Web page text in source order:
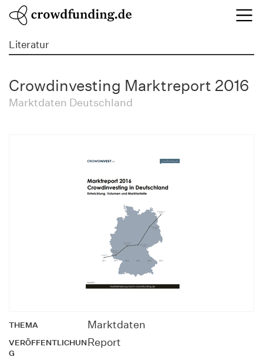
Literatur
Crowdinvesting Marktreport 2016
Marktdaten Deutschland
THEMA Marktdaten
VERÖFFENTLICHUN
G
Report